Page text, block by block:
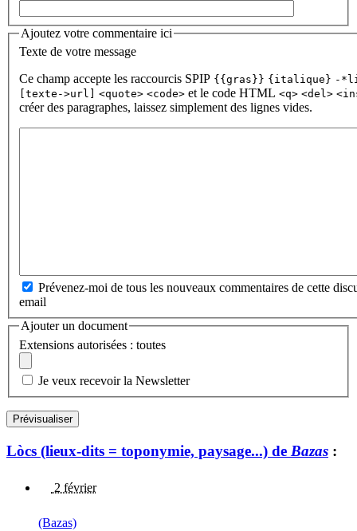
Ajoutez votre commentaire ici
Texte de votre message
Ce champ accepte les raccourcis SPIP {{gras}} {italique} -
[texte->url]
<quote> <code> et le code HTML <q> <del>
créer des paragraphes, laissez simplement des lignes vides.
Prévenez-moi de tous les nouveaux commentaires de cette
email
Ajouter un document
Extensions autorisées : toutes
Je veux recevoir la Newsletter
Lòcs (lieux-dits = toponymie, paysage...) de Bazas :
2 février
(Bazas)